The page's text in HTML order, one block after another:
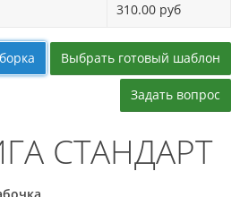
310.00 руб
Выбрать готовый шаблон
Задать вопрос
СТАНДАРТ